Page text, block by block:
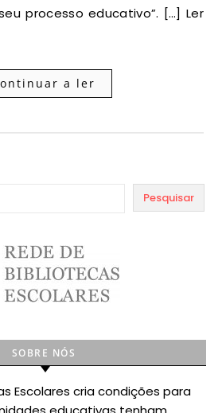
processo educativo”. […] Ler
a ler
Pesquisar
SOBRE NÓS
Escolares cria condições para